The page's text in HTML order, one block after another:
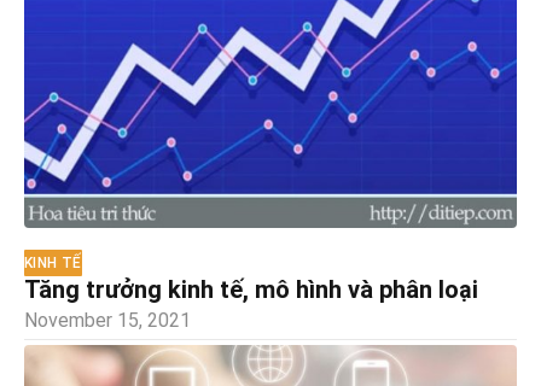
KINH TẾ
Tăng trưởng kinh tế, mô hình và phân loại
November 15, 2021